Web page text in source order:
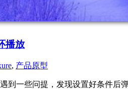
播放
, 产品原型
到一些问提，发现设置好条件后